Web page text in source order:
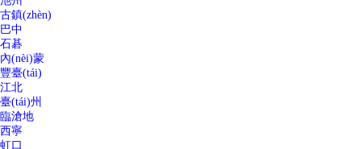
古鎮(zhèn)
巴中
石碁
內(nèi)蒙
豐臺(tái)
江北
臺(tái)州
臨滄地
西寧
虹口